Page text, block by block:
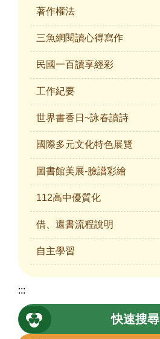
著作權法
三魚網閱讀心得寫作
民國一百讀享經彩
工作紀要
世界書香日~詠春讀詩
國際多元文化特色展覽
圖書館美展-臉譜彩繪
112高中優質化
借、還書流程說明
自主學習
:::
快速搜尋